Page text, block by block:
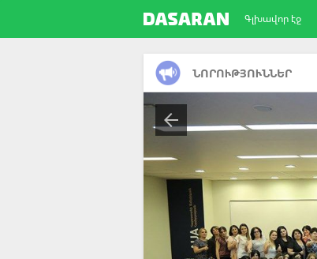
Գլխավոր էջ
ՆՈՐՈՒԹՅՈՒՆՆԵՐ